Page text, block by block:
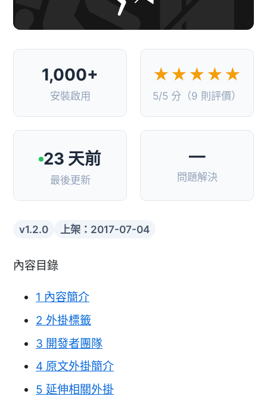
1,000+
安裝啟用
★★★★★
5/5 分（9 則評價）
23 天前
最後更新
—
問題解決
v1.2.0 上架：2017-07-04
內容目錄
1 內容簡介
2 外掛標籤
3 開發者團隊
4 原文外掛簡介
5 延伸相關外掛